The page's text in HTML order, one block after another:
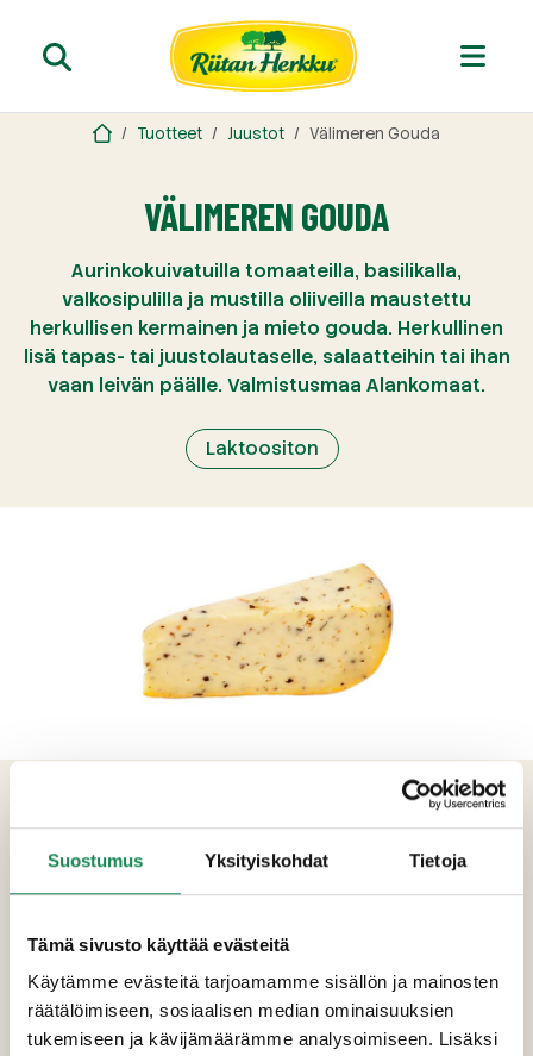
Suostumus Yksityiskohdat Tietoja
Tämä sivusto käyttää evästeitä
Käytämme evästeitä tarjoamamme sisällön ja mainosten
räätälöimiseen, sosiaalisen median ominaisuuksien
tukemiseen ja kävijämäärämme analysoimiseen. Lisäksi
Tuotteet Juustot Välimeren Gouda
VÄLIMEREN GOUDA
Aurinkokuivatuilla tomaateilla, basilikalla,
valkosipulilla ja mustilla oliiveilla maustettu
herkullisen kermainen ja mieto gouda. Herkullinen
lisä tapas- tai juustolautaselle, salaatteihin tai ihan
vaan leivän päälle. Valmistusmaa Alankomaat.
Laktoositon
Ainesosat
Pastöroitu lehmänMAITO, suola, valkosipuli,
mikrobiologinen juoksute
Pakkauskoot